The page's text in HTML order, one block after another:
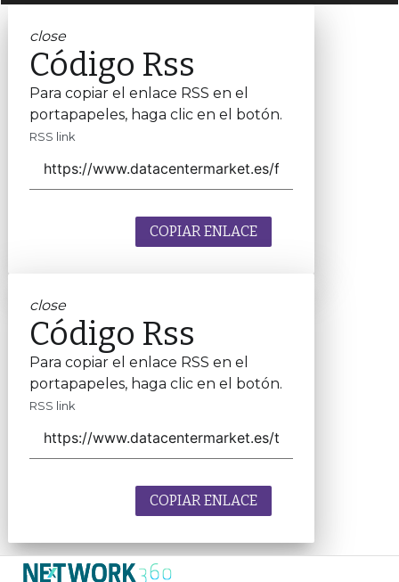
close
Código Rss
Para copiar el enlace RSS en el
portapapeles, haga clic en el botón.
RSS link
COPIAR ENLACE
close
Código Rss
Para copiar el enlace RSS en el
portapapeles, haga clic en el botón.
RSS link
COPIAR ENLACE